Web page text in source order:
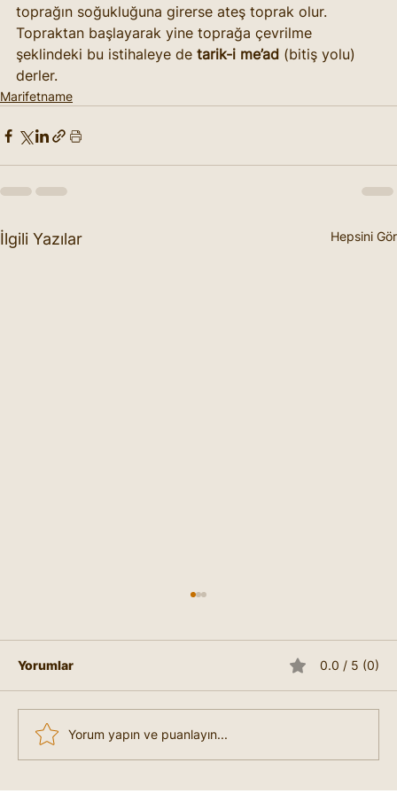
toprağın soğukluğuna girerse ateş toprak olur.
Topraktan başlayarak yine toprağa çevrilme
şeklindeki bu istihaleye de tarik-i me’ad (bitiş yolu)
derler.
Marifetname
İlgili Yazılar Hepsini Gör
Yorumlar 0.0 / 5 (0)
Yorum yapın ve puanlayın...